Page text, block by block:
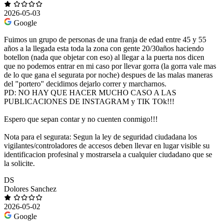
2026-05-03
Google
Fuimos un grupo de personas de una franja de edad entre 45 y 55
años a la llegada esta toda la zona con gente 20/30años haciendo
botellon (nada que objetar con eso) al llegar a la puerta nos dicen
que no podemos entrar en mi caso por llevar gorra (la gorra vale mas
de lo que gana el segurata por noche) despues de las malas maneras
del "portero" decidimos dejarlo correr y marcharnos.
PD: NO HAY QUE HACER MUCHO CASO A LAS
PUBLICACIONES DE INSTAGRAM y TIK TOk!!!
Espero que sepan contar y no cuenten conmigo!!!
Nota para el segurata: Segun la ley de seguridad ciudadana los
vigilantes/controladores de accesos deben llevar en lugar visible su
identificacion profesinal y mostrarsela a cualquier ciudadano que se
la solicite.
DS
Dolores Sanchez
2026-05-02
Google